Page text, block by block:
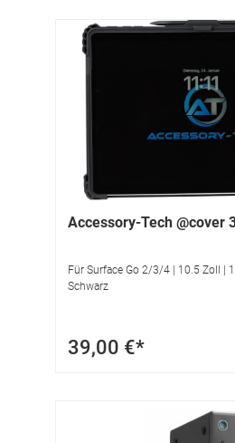
Accessory-Tech @cover
Für Surface Go 2/3/4 | 10.5 Zoll |
Schwarz
39,00 €*